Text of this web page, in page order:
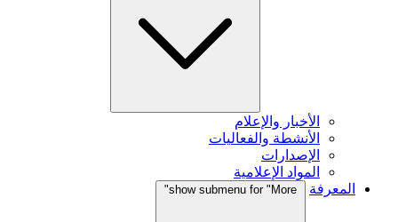
الأخبار والإعلام
الأنشطة والفعاليات
الإصدارات
المواد الإعلامية
المعرفة
show submenu for "More"